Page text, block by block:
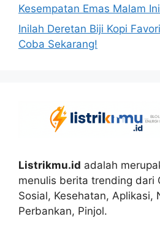
Kesempatan Emas Malam
Inilah Deretan Biji Kopi
Coba Sekarang!
Listrikmu.id adalah
menulis berita trending dari
Sosial, Kesehatan, Aplikasi,
Perbankan, Pinjol.